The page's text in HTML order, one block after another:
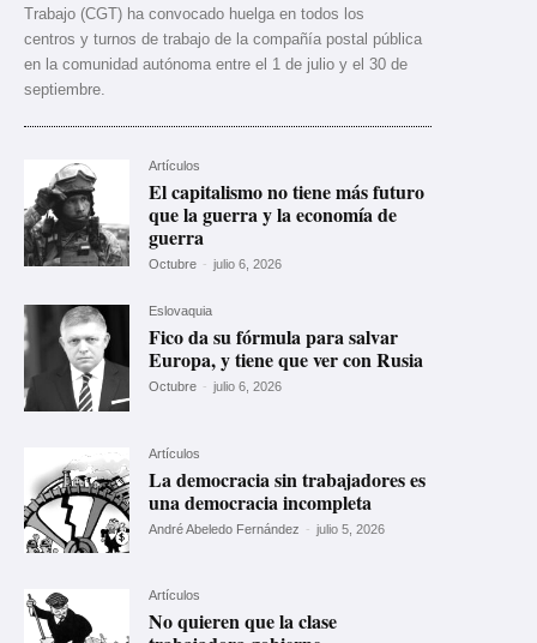
Trabajo (CGT) ha convocado huelga en todos los
centros y turnos de trabajo de la compañía postal pública
en la comunidad autónoma entre el 1 de julio y el 30 de
septiembre.
Artículos
El capitalismo no tiene más futuro
que la guerra y la economía de
guerra
Octubre - julio 6, 2026
Eslovaquia
Fico da su fórmula para salvar
Europa, y tiene que ver con Rusia
Octubre - julio 6, 2026
Artículos
La democracia sin trabajadores es
una democracia incompleta
André Abeledo Fernández - julio 5, 2026
Artículos
No quieren que la clase